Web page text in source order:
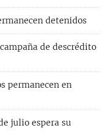
detenidos
de descrédito
permanecen en
julio espera su